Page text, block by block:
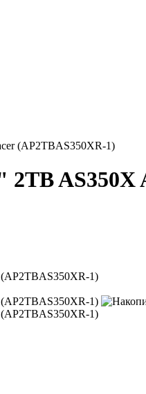
(AP2TBAS350XR-1)
2TB